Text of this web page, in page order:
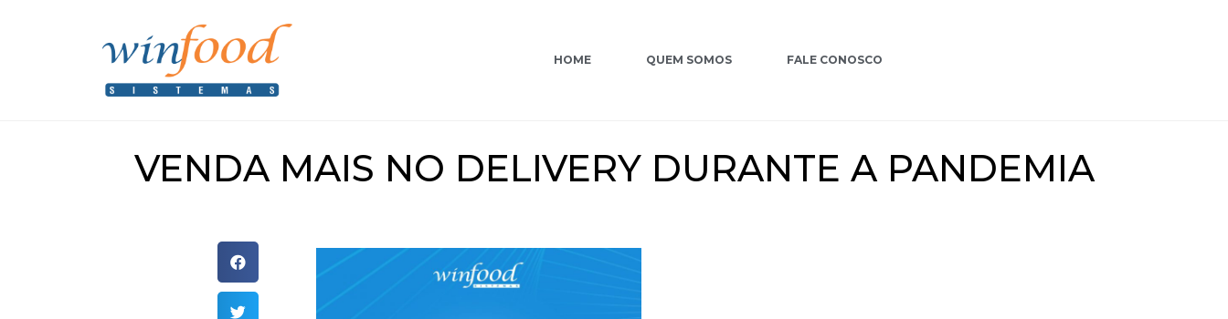
HOME QUEM SOMOS FALE CONOSCO
VENDA MAIS NO DELIVERY DURANTE A PANDEMIA